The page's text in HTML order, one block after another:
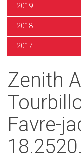
2019
2018
2017
Zenith
Favre-